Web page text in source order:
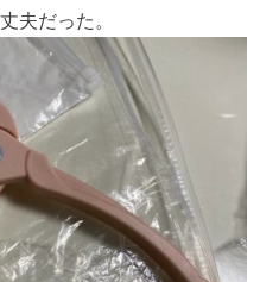
夫だった。